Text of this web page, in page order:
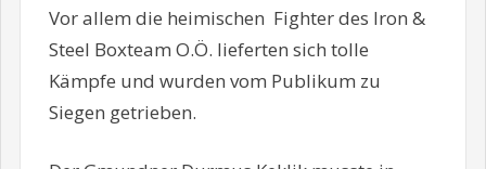
Vor allem die heimischen Fighter des Iron &
Steel Boxteam O.Ö. lieferten sich tolle
Kämpfe und wurden vom Publikum zu
Siegen getrieben.